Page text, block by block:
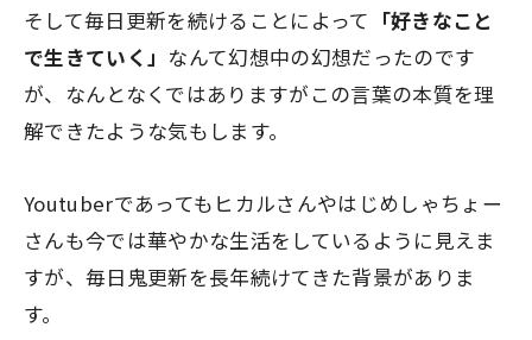
そして毎日更新を続けることによって 「好きなこと
で生きていく」 なんて幻想中の幻想だったのです
が、なんとなくではありますがこの言葉の本質を理
解できたような気もします。
Youtuberであってもヒカルさんやはじめしゃちょー
さんも今では華やかな生活をしているように見えま
すが、毎日鬼更新を長年続けてきた背景がありま
す。